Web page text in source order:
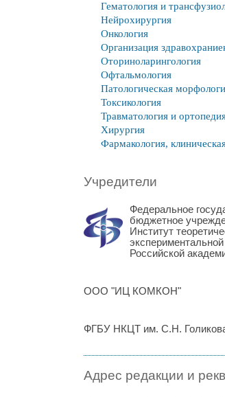
Гематология и
Нейрохирургия
Онкология
Организация
Оториноларингология
Офтальмология
Патологическая
Токсикология
Травматология и
Хирургия
Фармакология,
Учредители
Федеральное
бюджетное
Институт
Российской
ООО "ИЦ КОМКОН"
ФГБУ НКЦТ им. С.Н.
Адрес редакции и